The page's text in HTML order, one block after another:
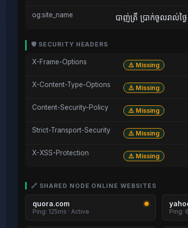
og:site_name បាញ់ត្រី ប្រាក់ចូលរាល់ថ្ងៃ
🛡️ SECURITY HEADERS
X-Frame-Options ⚠️ Missing
X-Content-Type-Options ⚠️ Missing
Content-Security-Policy ⚠️ Missing
Strict-Transport-Security ⚠️ Missing
X-XSS-Protection ⚠️ Missing
🔗 SHARED NODE ONLINE WEBSITES
quora.com
Ping: 125ms · Active Ping: